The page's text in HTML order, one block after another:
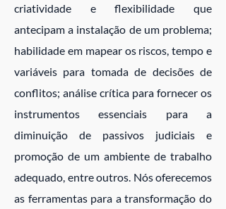
criatividade e flexibilidade que
antecipam a instalação de um problema;
habilidade em mapear os riscos, tempo e
variáveis para tomada de decisões de
conflitos; análise crítica para fornecer os
instrumentos essenciais para a
diminuição de passivos judiciais e
promoção de um ambiente de trabalho
adequado, entre outros. Nós oferecemos
as ferramentas para a transformação do